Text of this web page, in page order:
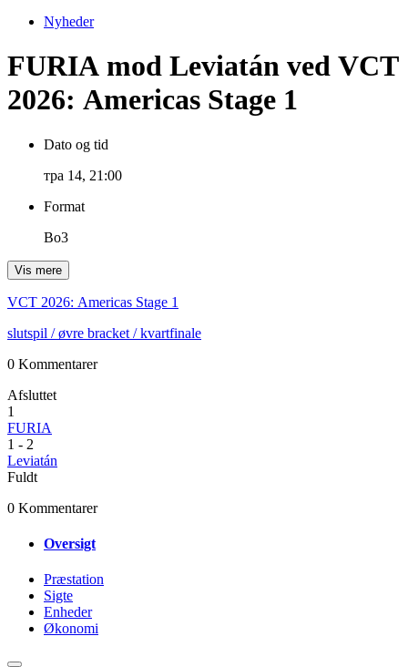
Nyheder
FURIA mod Leviatán ved VCT
2026: Americas Stage 1
Dato og tid
тра 14, 21:00
Format
Bo3
Vis mere
VCT 2026: Americas Stage 1
slutspil / øvre bracket / kvartfinale
0 Kommentarer
Afsluttet
1
FURIA
1 - 2
Leviatán
Fuldt
0 Kommentarer
Oversigt
Præstation
Sigte
Enheder
Økonomi